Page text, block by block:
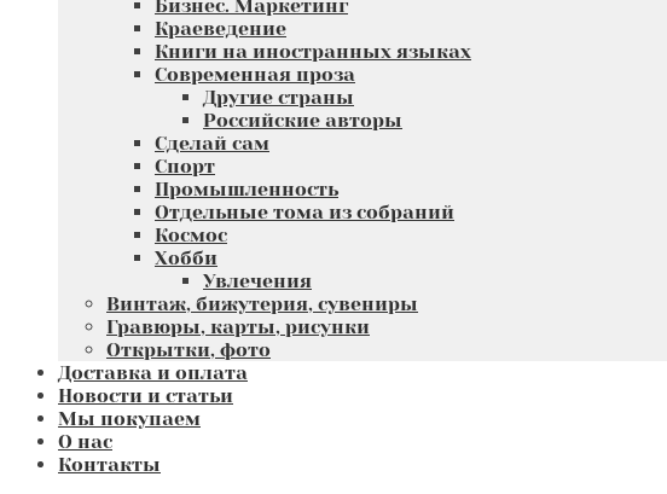
Бизнес. Маркетинг
Краеведение
Книги на иностранных языках
Современная проза
Другие страны
Российские авторы
Сделай сам
Спорт
Промышленность
Отдельные тома из собраний
Космос
Хобби
Увлечения
Винтаж, бижутерия, сувениры
Гравюры, карты, рисунки
Открытки, фото
Доставка и оплата
Новости и статьи
Мы покупаем
О нас
Контакты